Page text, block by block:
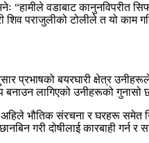
“हामीले वडाबाट
पराजुलीको टोलीले त यो काम
प्रभाषको बयरघारी क्षेत्र
बनाउन लागिएको उनीहरूको गुनासो
अहिले भौतिक संरचना र घरहरू समेत
गरी दोषीलाई कारबाही गर्न र